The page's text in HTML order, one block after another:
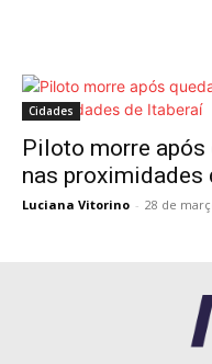
Cidades
Piloto morre
nas proximidades
Luciana Vitorino - 28 de